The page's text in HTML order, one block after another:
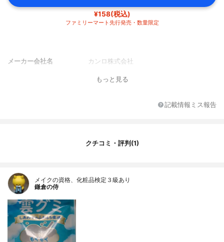
¥158(税込)
ファミリーマート先行発売・数量限定
メーカー会社名 カンロ株式会社
もっと見る
記載情報ミス報告
クチコミ・評判(1)
メイクの資格、化粧品検定３級あり
鎌倉の侍